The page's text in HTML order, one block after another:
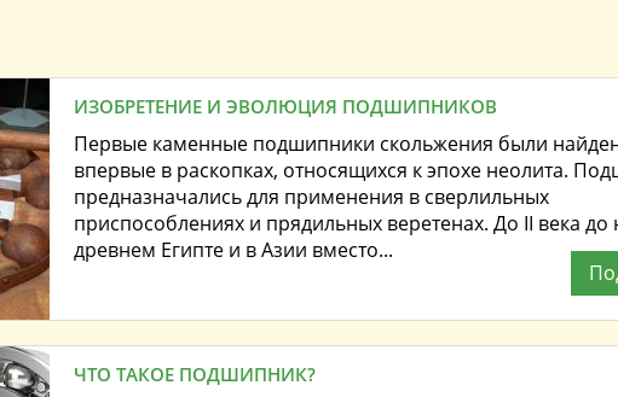
ИЗОБРЕТЕНИЕ И ЭВОЛЮЦИЯ ПОДШИПНИКОВ
Первые каменные подшипники скольжения были
впервые в раскопках, относящихся к эпохе неолита.
предназначались для применения в сверлильных
приспособлениях и прядильных веретенах. До II века до
древнем Египте и в Азии вместо...
ЧТО ТАКОЕ ПОДШИПНИК?